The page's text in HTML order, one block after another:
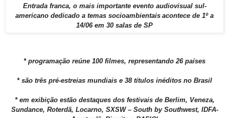
Entrada franca, o mais importante evento audiovisual sul-
americano dedicado a temas socioambientais acontece de 1º a
14/06 em 30 salas de SP
* programação reúne 100 filmes, representando 26 países
* são três pré-estreias mundiais e 38 títulos inéditos no Brasil
* em exibição estão destaques dos festivais de Berlim, Veneza,
Sundance, Roterdã, Locarno, SXSW – South by Southwest, IDFA-